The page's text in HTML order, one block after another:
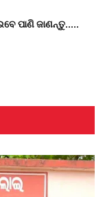
ପାଣି ଜାଣନ୍ତୁ.....